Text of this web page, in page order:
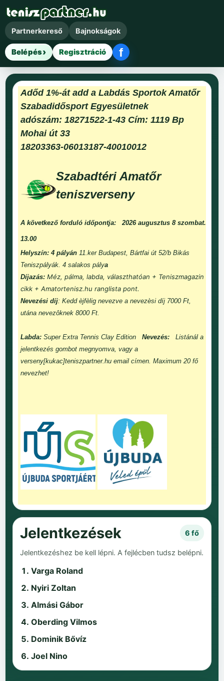
Partnerkereső Bajnokságok
Belépés Regisztráció fFacebook belépés
Adőd 1%-át add a Labdás Sportok Amatőr
Szabadidősport Egyesületnek
adószám: 18271522-1-43 Cím: 1119 Bp
Mohai út 33
18203363-06013187-40010012
Szabadtéri Amatőr
teniszverseny
A következő forduló időpontja: 2026 augusztus 8 szombat.
13.00
Helyszín: 4 pályán 11.ker Budapest, Bártfai út 52/b Bikás
Teniszpályák. 4 salakos pálya
Díjazás: Méz, pálma, labda, választhatóan + Teniszmagazin
cikk + Amatortenisz.hu ranglista pont.
Nevezési díj: Kedd èjfèlig nevezve a nevezèsi díj 7000 Ft,
utána nevezôknek 8000 Ft.
Labda: Super Extra Tennis Clay Edition Nevezés:
Listánál a
jelentkezés gombot megnyomva, vagy a
verseny[kukac]teniszpartner.hu email címen. Maximum 20 fő
nevezhet!
Jelentkezések 6 fő
Jelentkezéshez be kell lépni. A fejlécben tudsz belépni.
Varga Roland
Nyiri Zoltan
Almási Gábor
Oberding Vilmos
Dominik Bővíz
Joel Nino